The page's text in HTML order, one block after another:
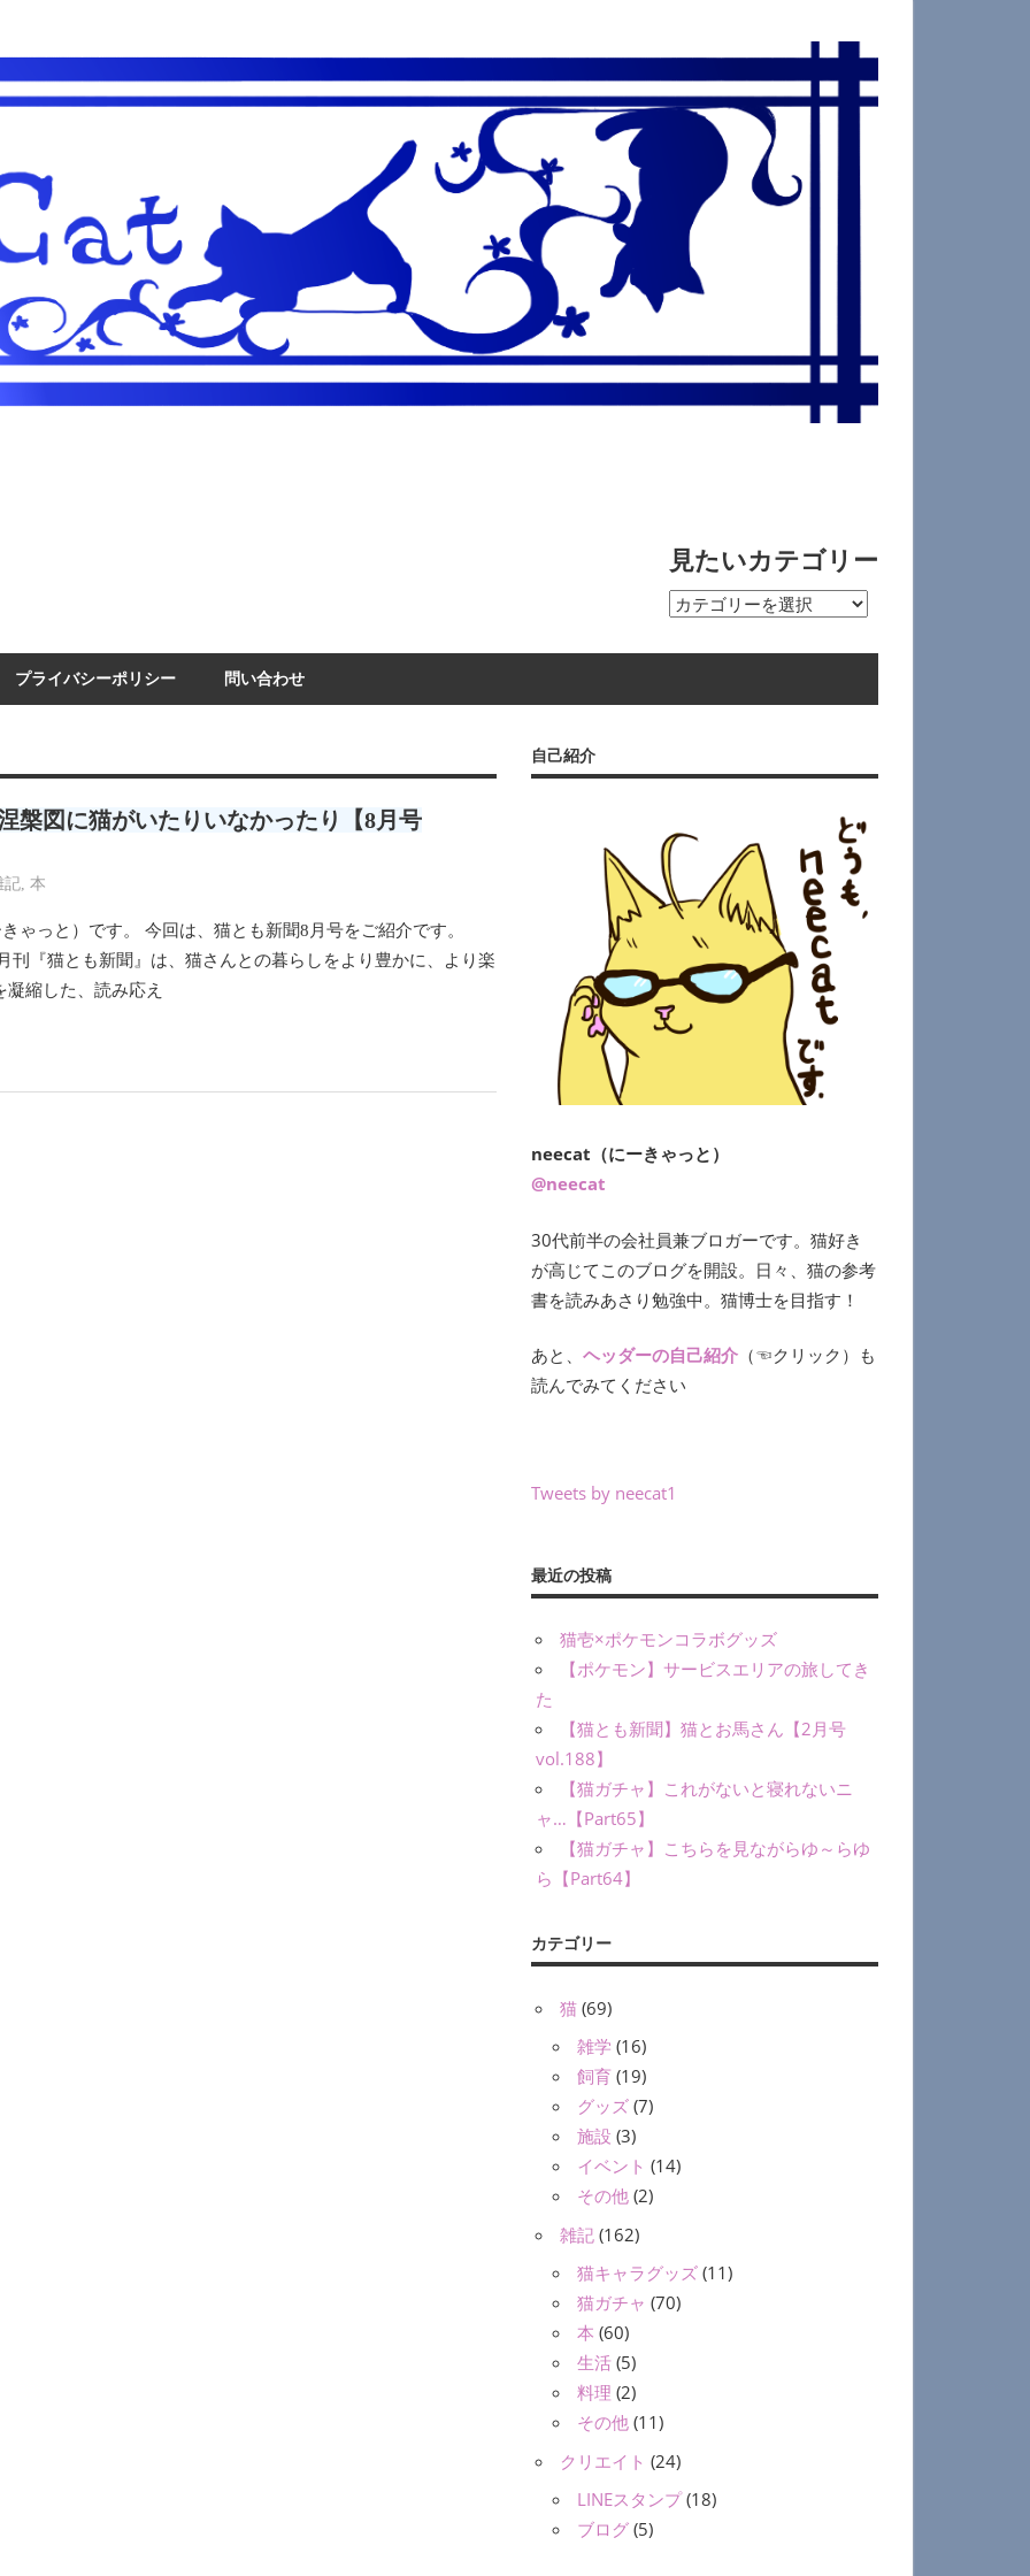
見たいカテゴリー
見
リ
プライバシーポリシー 問い合わせ
槃図に猫がいたりいなかったり【8月号
記,本
ゃっと）です。 今回は、猫とも新聞8月号をご紹介です。
『猫とも新聞』は、猫さんとの暮らしをより豊かに、より楽
凝縮した、読み応え
自己紹介
neecat（にーきゃっと）
@neecat
30代前半の会社員兼ブロガーです。猫好き
が高じてこのブログを開設。日々、猫の参考
書を読みあさり勉強中。猫博士を目指す！
あと、 ヘッダーの自己紹介（☜クリック）も
読んでみてください
Tweets by neecat1
最近の投稿
猫壱×ポケモンコラボグッズ
【ポケモン】サービスエリアの旅してき
た
【猫とも新聞】猫とお馬さん【2月号
vol.188】
【猫ガチャ】これがないと寝れないニ
ャ…【Part65】
【猫ガチャ】こちらを見ながらゆ～らゆ
ら【Part64】
カテゴリー
猫 (69)
雑学 (16)
飼育 (19)
グッズ (7)
施設 (3)
イベント (14)
その他 (2)
雑記 (162)
猫キャラグッズ (11)
猫ガチャ (70)
本 (60)
生活 (5)
料理 (2)
その他 (11)
クリエイト (24)
LINEスタンプ(18)
ブログ (5)